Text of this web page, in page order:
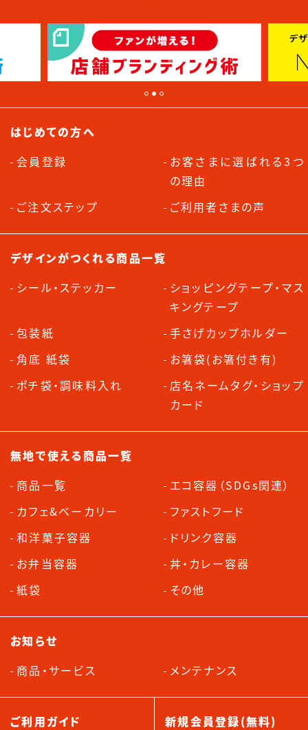
はじめての方へ
会員登録
お客さまに選ばれる3つ
の理由
ご注文ステップ
ご利用者さまの声
デザインがつくれる商品一覧
シール・ステッカー
ショッピングテープ・マス
キングテープ
包装紙
手さげカップホルダー
角底 紙袋
お箸袋(お箸付き有)
ポチ袋・調味料入れ
店名ネームタグ・ショップ
カード
無地で使える商品一覧
商品一覧
エコ容器（SDGs関連）
カフェ&ベーカリー
ファストフード
和洋菓子容器
ドリンク容器
お弁当容器
丼・カレー容器
紙袋
その他
お知らせ
商品・サービス
メンテナンス
ご利用ガイド 新規会員登録(無料)